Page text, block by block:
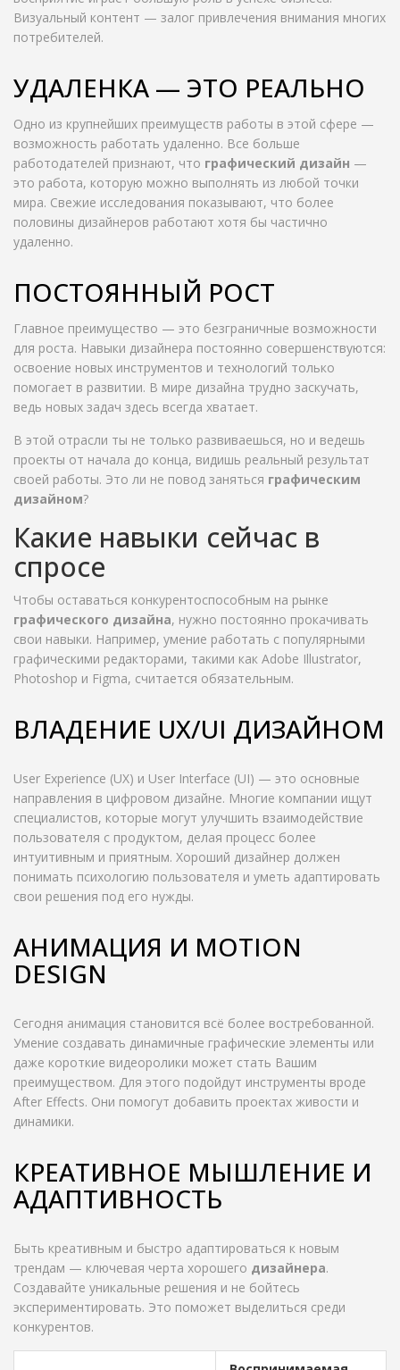
Визуальный контент — залог привлечения внимания многих
потребителей.
УДАЛЕНКА — ЭТО РЕАЛЬНО
Одно из крупнейших преимуществ работы в этой сфере —
возможность работать удаленно. Все больше
работодателей признают, что графический дизайн —
это работа, которую можно выполнять из любой точки
мира. Свежие исследования показывают, что более
половины дизайнеров работают хотя бы частично
удаленно.
ПОСТОЯННЫЙ РОСТ
Главное преимущество — это безграничные возможности
для роста. Навыки дизайнера постоянно совершенствуются:
освоение новых инструментов и технологий только
помогает в развитии. В мире дизайна трудно заскучать,
ведь новых задач здесь всегда хватает.
В этой отрасли ты не только развиваешься, но и ведешь
проекты от начала до конца, видишь реальный результат
своей работы. Это ли не повод заняться графическим
дизайном?
Какие навыки сейчас в
спросе
Чтобы оставаться конкурентоспособным на рынке
графического дизайна, нужно постоянно прокачивать
свои навыки. Например, умение работать с популярными
графическими редакторами, такими как Adobe Illustrator,
Photoshop и Figma, считается обязательным.
ВЛАДЕНИЕ UX/UI ДИЗАЙНОМ
User Experience (UX) и User Interface (UI) — это основные
направления в цифровом дизайне. Многие компании ищут
специалистов, которые могут улучшить взаимодействие
пользователя с продуктом, делая процесс более
интуитивным и приятным. Хороший дизайнер должен
понимать психологию пользователя и уметь адаптировать
свои решения под его нужды.
АНИМАЦИЯ И MOTION
DESIGN
Сегодня анимация становится всё более востребованной.
Умение создавать динамичные графические элементы или
даже короткие видеоролики может стать Вашим
преимуществом. Для этого подойдут инструменты вроде
After Effects. Они помогут добавить проектах живости и
динамики.
КРЕАТИВНОЕ МЫШЛЕНИЕ И
АДАПТИВНОСТЬ
Быть креативным и быстро адаптироваться к новым
трендам — ключевая черта хорошего дизайнера.
Создавайте уникальные решения и не бойтесь
экспериментировать. Это поможет выделиться среди
конкурентов.